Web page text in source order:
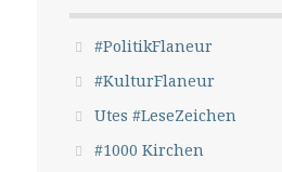
#PolitikFlaneur
#KulturFlaneur
Utes #LeseZeichen
#1000 Kirchen